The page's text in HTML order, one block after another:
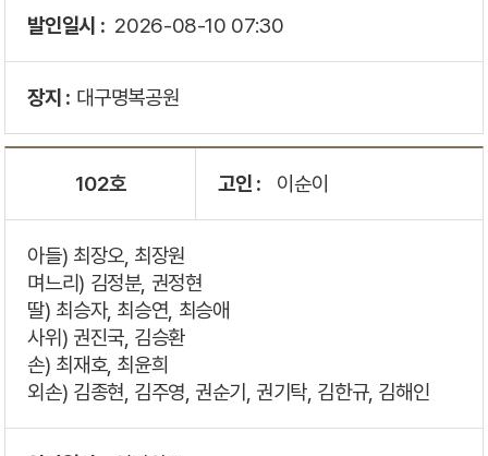
발인일시 : 2026-08-10 07:30
장지 : 대구명복공원
102호 고인 : 이순이
아들) 최장오, 최장원
며느리) 김정분, 권정현
딸) 최승자, 최승연, 최승애
사위) 권진국, 김승환
손) 최재호, 최윤희
외손) 김종현, 김주영, 권순기, 권기탁, 김한규, 김해인